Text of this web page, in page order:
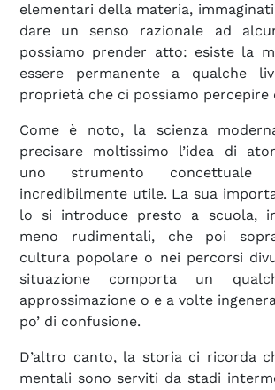
elementari della materia,
dare un senso razionale ad
possiamo prender atto: esiste la
essere permanente a qualche
proprietà che ci possiamo percepire
Come è noto, la scienza
precisare moltissimo l’idea di
uno strumento concettuale
incredibilmente utile. La sua
lo si introduce presto a scuola,
meno rudimentali, che poi
cultura popolare o nei percorsi
situazione comporta un
approssimazione o e a volte
po’ di confusione.
D’altro canto, la storia ci ricorda
mentali sono serviti da stadi